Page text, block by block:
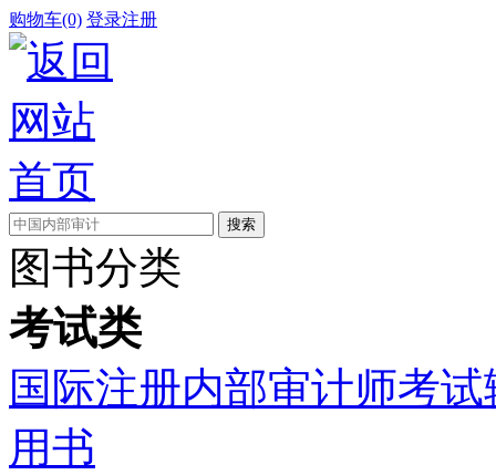
购物车(0) 登录注册
图书分类
考试类
国际注册内部审计师考
用书